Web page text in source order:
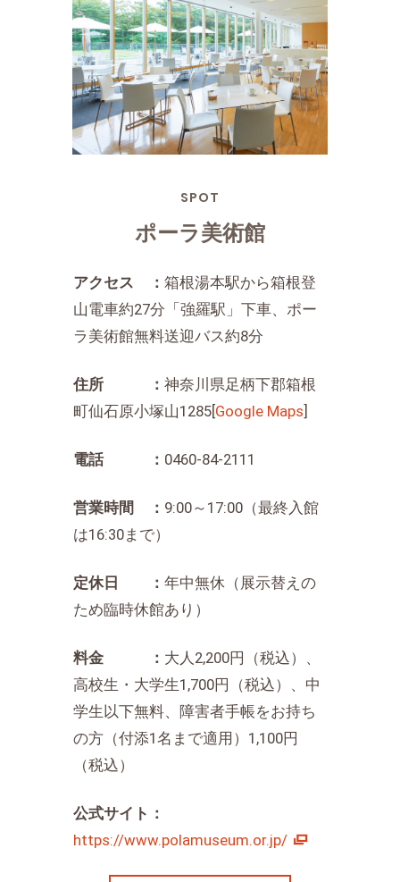
SPOT
ポーラ美術館
アクセス ： 箱根湯本駅から箱根登
山電車約27分「強羅駅」下車、ポー
ラ美術館無料送迎バス約8分
住所 ： 神奈川県足柄下郡箱根
町仙石原小塚山1285[Google Maps]
電話 ： 0460-84-2111
営業時間 ： 9:00～17:00（最終入館
は16:30まで）
定休日 ： 年中無休（展示替えの
ため臨時休館あり）
料金 ： 大人2,200円（税込）、
高校生・大学生1,700円（税込）、中
学生以下無料、障害者手帳をお持ち
の方（付添1名まで適用）1,100円
（税込）
公式サイト：
https://www.polamuseum.or.jp/